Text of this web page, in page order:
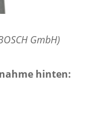
GmbH)
hinten: